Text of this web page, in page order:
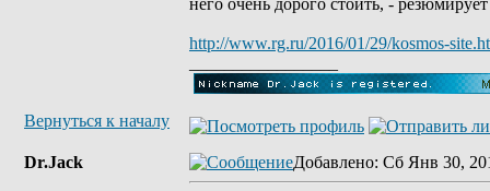
него очень дорого стоить, -
http://www.rg.ru/2016/01/29/kosmos-
Вернуться к началу
Dr.Jack Добавлено: Сб Янв 30,